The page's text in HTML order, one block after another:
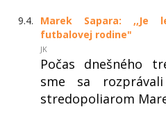
9.4.
Marek Sapara: ,,Je
futbalovej rodine"
JK
Počas dnešného
sme sa
stredopoliarom